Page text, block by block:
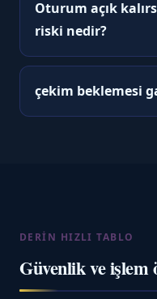
kuyruğuna göre
Oturum açık
riski nedir?
çoğu zaman
bağlantı
çekim beklemesi
DERIN HIZLI TABLO
Güvenlik ve işlem